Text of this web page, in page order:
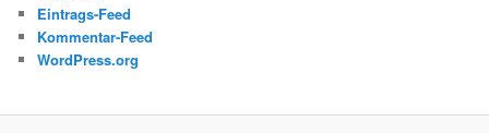
Eintrags-Feed
Kommentar-Feed
WordPress.org